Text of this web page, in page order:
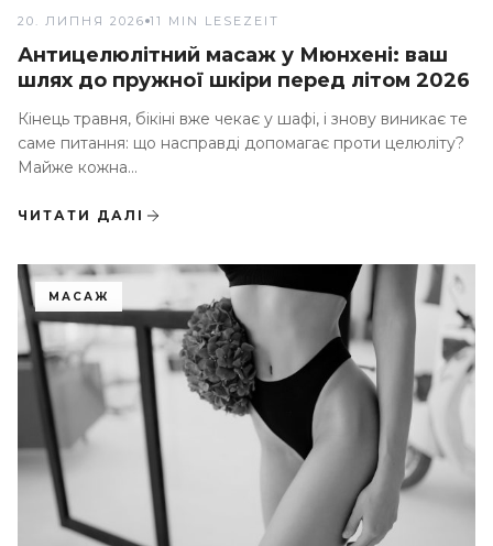
20. ЛИПНЯ 2026 11 MIN LESEZEIT
Антицелюлітний масаж у Мюнхені: ваш
шлях до пружної шкіри перед літом 2026
Кінець травня, бікіні вже чекає у шафі, і знову виникає те
саме питання: що насправді допомагає проти целюліту?
Майже кожна...
ЧИТАТИ ДАЛІ
МАСАЖ